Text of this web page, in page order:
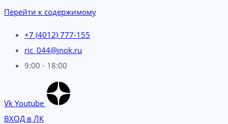
Перейти к содержимому
+7 (4012) 777-155
ric_044@inok.ru
9:00 - 18:00
Vk Youtube
ВХОД в ЛК